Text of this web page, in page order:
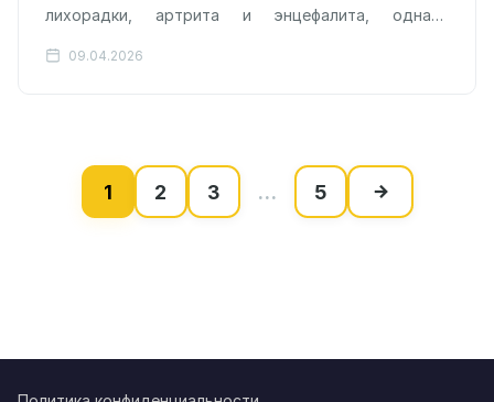
лихорадки, артрита и энцефалита, однако
попросту не успевают. Группа ученых из…
09.04.2026
Пагинация
1 2 3 … 5